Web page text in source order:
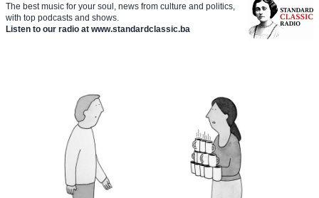
The best music for your soul, news from culture and politics,
with top podcasts and shows.
Listen to our radio at www.standardclassic.ba